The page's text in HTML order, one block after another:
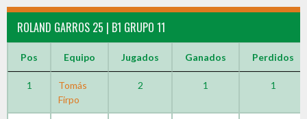
ROLAND GARROS 25 | B1 GRUPO 11
Pos Equipo Jugados Ganados Perdidos
1
Tomás
Firpo
2 1 1